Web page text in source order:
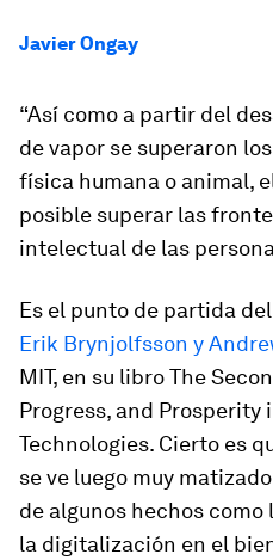
Javier Ongay
“Así como a partir del
de vapor se superaron
física humana o animal,
posible superar las
intelectual de las
Es el punto de partida
Erik Brynjolfsson y
MIT, en su libroThe
Progress, and
Technologies. Cierto es
se ve luego muy
de algunos hechos
la digitalización en el